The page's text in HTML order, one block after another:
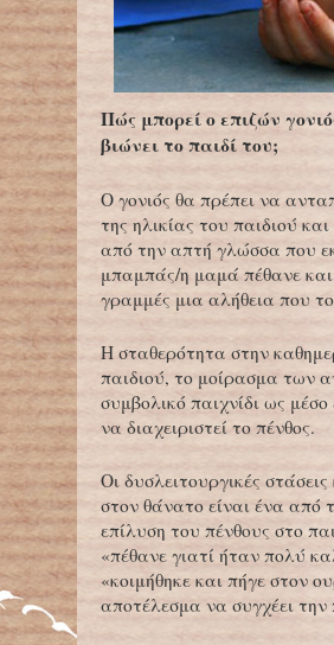
Πώς μπορεί ο επιζών
βιώνει το παιδί του;
Ο γονιός θα πρέπει να
της ηλικίας του παιδιού
από την απτή γλώσσα που
μπαμπάς/η μαμά πέθανε και
γραμμές μια αλήθεια που το
Η σταθερότητα στην
παιδιού, το μοίρασμα των
συμβολικό παιχνίδι ως
να διαχειριστεί το πένθος.
Οι δυσλειτουργικές
στον θάνατο είναι ένα από
επίλυση του πένθους στο
«πέθανε γιατί ήταν πολύ
«κοιμήθηκε και πήγε στον
αποτέλεσμα να συγχέει